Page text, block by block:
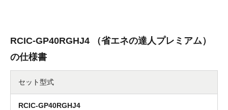
RCIC-GP40RGHJ4 （省エネの達人プレミアム）
の仕様書
セット型式
RCIC-GP40RGHJ4